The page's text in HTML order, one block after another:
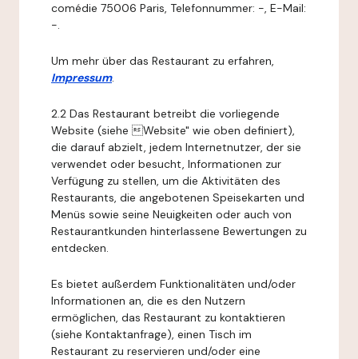
comédie 75006 Paris, Telefonnummer: -, E-Mail:
-.
Um mehr über das Restaurant zu erfahren,
Impressum.
2.2 Das Restaurant betreibt die vorliegende
Website (siehe Website" wie oben definiert),
die darauf abzielt, jedem Internetnutzer, der sie
verwendet oder besucht, Informationen zur
Verfügung zu stellen, um die Aktivitäten des
Restaurants, die angebotenen Speisekarten und
Menüs sowie seine Neuigkeiten oder auch von
Restaurantkunden hinterlassene Bewertungen zu
entdecken.
Es bietet außerdem Funktionalitäten und/oder
Informationen an, die es den Nutzern
ermöglichen, das Restaurant zu kontaktieren
(siehe Kontaktanfrage), einen Tisch im
Restaurant zu reservieren und/oder eine